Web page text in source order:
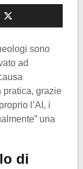
sono
ad
pratica, grazie
l’AI, i
una
di